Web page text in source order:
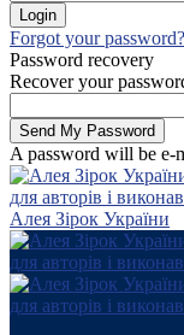
Forgot your
Password recovery
Recover your
A password will be e-
Алея Зірок України